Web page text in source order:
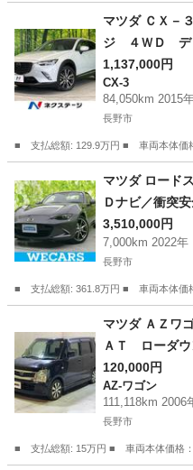
マツダ ＣＸ－
ジ ４ＷＤ デ
ックカメラ
フレザーシー
レコ フルセ
ッド・フォグ
1,137,000円
CX-3
84,050km 2015
長野市
■ 支払総額: 129.9万円 ■ 車両本体
CX-3
マツダ ロード
Ｄナビ／衝突
脱防止支援シ
コーダー 前後
ジャック／Ｂ
9.3）
3,510,000円
7,000km 2022年
長野市
■ 支払総額: 361.8万円 ■ 車両本体
マツダ
マツダ ＡＺワ
ＡＴ ローダ
エアコン キ
手席エアバッ
格納ドアミラー
120,000円
AZ-ワゴン
111,118km 2006
長野市
■ 支払総額: 15万円 ■ 車両本体価